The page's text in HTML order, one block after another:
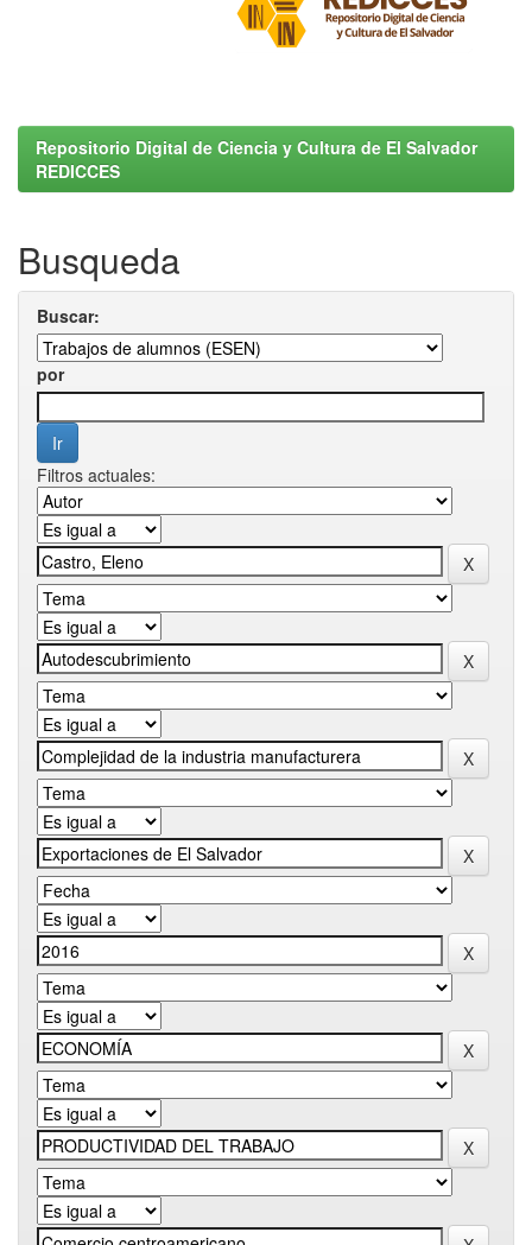
Repositorio Digital de Ciencia y Cultura de El Salvador
REDICCES
Busqueda
Buscar:
por
Filtros actuales: